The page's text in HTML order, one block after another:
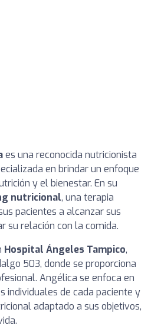
es una reconocida nutricionista
en brindar un enfoque
y el bienestar. En su
nutricional, una terapia
pacientes a alcanzar sus
su relación con la comida.
Hospital Ángeles Tampico,
503, donde se proporciona
Angélica se enfoca en
individuales de cada paciente y
adaptado a sus objetivos,